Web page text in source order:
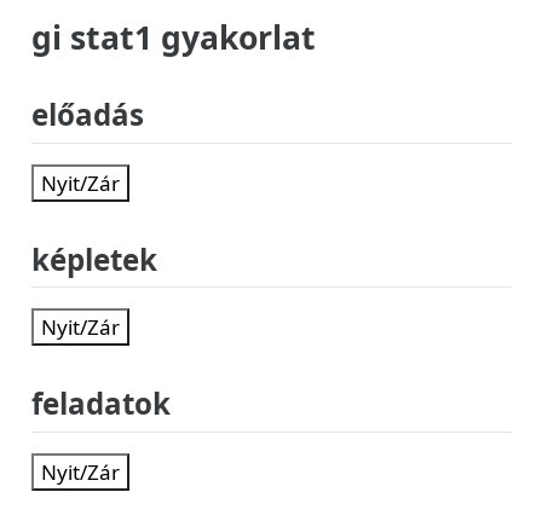
gi stat1 gyakorlat
előadás
Nyit/Zár
képletek
Nyit/Zár
feladatok
Nyit/Zár